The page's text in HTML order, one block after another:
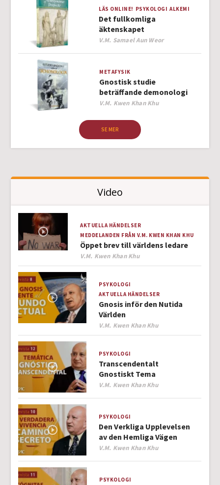
LÄS ONLINE! PSYKOLOGI ALKEMI
Det fullkomliga
äktenskapet
Author
V.M. Samael Aun Weor
METAFYSIK
Gnostisk studie
beträffande demonologi
Author
V.M. Kwen Khan Khu
SE MER
Video
AKTUELLA HÄNDELSER
MEDDELANDEN FRÅN V.M. KWEN KHAN KHU
Öppet brev till världens ledare
Author
V.M. Kwen Khan Khu
PSYKOLOGI
AKTUELLA HÄNDELSER
Gnosis inför den Nutida
Världen
Author
V.M. Kwen Khan Khu
PSYKOLOGI
Transcendentalt
Gnostiskt Tema
Author
V.M. Kwen Khan Khu
PSYKOLOGI
Den Verkliga Upplevelsen
av den Hemliga Vägen
Author
V.M. Kwen Khan Khu
PSYKOLOGI